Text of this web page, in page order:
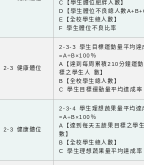
C【學生體位肥胖人數】
D【學生體位不良總人數
E【全校學生總人數】
F 學生體位不良比率
2-3 健康體位
2-3-3 學生目標運動量平均達
=A÷B×100％
A【達到每周累積210分鐘運
標之學生人 數】
B【全校學生總人數】
C 學生目標運動量平均達成率
2-3 健康體位
2-3-4 學生理想蔬果量平均達
=A÷B×100％
A【達到每天五蔬果目標之學
數】
B【全校學生總人數】
C 學生理想蔬果量平均達成率